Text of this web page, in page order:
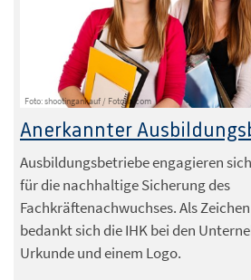
Foto: shootingankauf / Fotolia.com
Anerkannter
Ausbildungsbetriebe engagieren
für die nachhaltige Sicherung des
Fachkräftenachwuchses. Als
bedankt sich die IHK bei den
Urkunde und einem Logo.